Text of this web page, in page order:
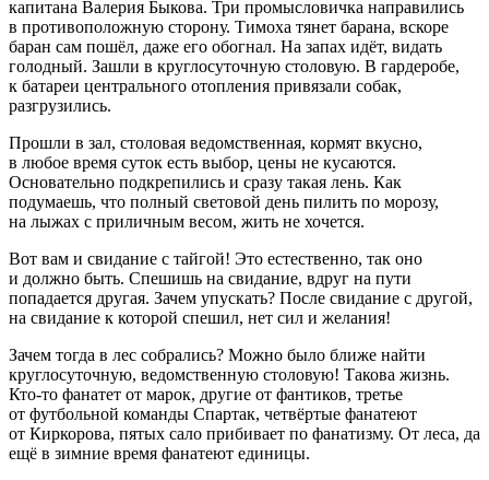
капитана Валерия Быкова. Три промысловичка направились
в противоположную сторону. Тимоха тянет барана, вскоре
баран сам пошёл, даже его обогнал. На запах идёт, видать
голодный. Зашли в круглосуточную столовую. В гардеробе,
к батареи центрального отопления привязали собак,
разгрузились.
Прошли в зал, столовая ведомственная, кормят вкусно,
в любое время суток есть выбор, цены не кусаются.
Основательно подкрепились и сразу такая лень. Как
подумаешь, что полный световой день пилить по морозу,
на лыжах с приличным весом, жить не хочется.
Вот вам и свидание с тайгой! Это естественно, так оно
и должно быть. Спешишь на свидание, вдруг на пути
попадается другая. Зачем упускать? После свидание с другой,
на свидание к которой спешил, нет сил и желания!
Зачем тогда в лес собрались? Можно было ближе найти
круглосуточную, ведомственную столовую! Такова жизнь.
Кто-то фанатет от марок, другие от фантиков, третье
от футбольной команды Спартак, четвёртые фанатеют
от Киркорова, пятых сало прибивает по фанатизму. От леса, да
ещё в зимние время фанатеют единицы.